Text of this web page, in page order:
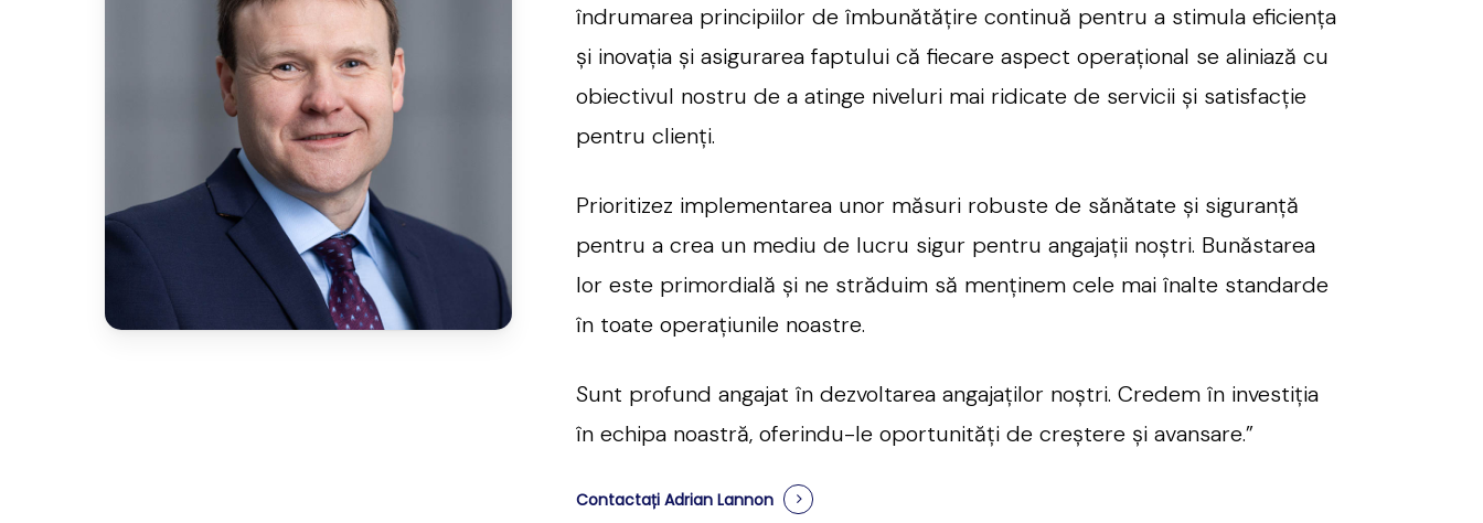
îndrumarea principiilor de îmbunătățire continuă pentru a stimula eficiența
și inovația și asigurarea faptului că fiecare aspect operațional se aliniază cu
obiectivul nostru de a atinge niveluri mai ridicate de servicii și satisfacție
pentru clienți.
Prioritizez implementarea unor măsuri robuste de sănătate și siguranță
pentru a crea un mediu de lucru sigur pentru angajații noștri. Bunăstarea
lor este primordială și ne străduim să menținem cele mai înalte standarde
în toate operațiunile noastre.
Sunt profund angajat în dezvoltarea angajaților noștri. Credem în investiția
în echipa noastră, oferindu-le oportunități de creștere și avansare.”
Contactați Adrian Lannon